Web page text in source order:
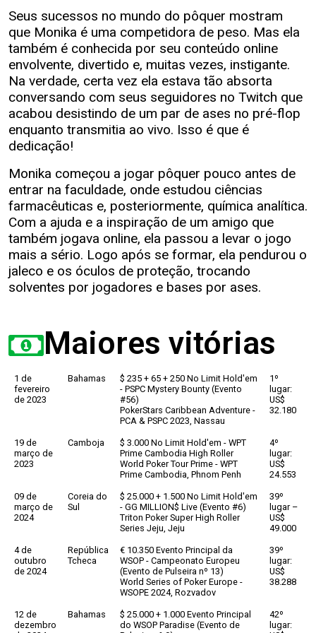
Seus sucessos no mundo do pôquer mostram
que Monika é uma competidora de peso. Mas ela
também é conhecida por seu conteúdo online
envolvente, divertido e, muitas vezes, instigante.
Na verdade, certa vez ela estava tão absorta
conversando com seus seguidores no Twitch que
acabou desistindo de um par de ases no pré-flop
enquanto transmitia ao vivo. Isso é que é
dedicação!
Monika começou a jogar pôquer pouco antes de
entrar na faculdade, onde estudou ciências
farmacêuticas e, posteriormente, química analítica.
Com a ajuda e a inspiração de um amigo que
também jogava online, ela passou a levar o jogo
mais a sério. Logo após se formar, ela pendurou o
jaleco e os óculos de proteção, trocando
solventes por jogadores e bases por ases.
Maiores vitórias
1 de
fevereiro
de 2023
Bahamas
$ 235 + 65 + 250 No Limit Hold'em
- PSPC Mystery Bounty (Evento
#56)
PokerStars Caribbean Adventure -
PCA & PSPC 2023, Nassau
1º
lugar:
US$
32.180
19 de
março de
2023
Camboja
$ 3.000 No Limit Hold'em - WPT
Prime Cambodia High Roller
World Poker Tour Prime - WPT
Prime Cambodia, Phnom Penh
4º
lugar:
US$
24.553
09 de
março de
2024
Coreia do
Sul
$ 25.000 + 1.500 No Limit Hold'em
- GG MILLION$ Live (Evento #6)
Triton Poker Super High Roller
Series Jeju, Jeju
39º
lugar –
US$
49.000
4 de
outubro
de 2024
República
Tcheca
€ 10.350 Evento Principal da
WSOP - Campeonato Europeu
(Evento de Pulseira nº 13)
World Series of Poker Europe -
WSOPE 2024, Rozvadov
39º
lugar:
US$
38.288
12 de
dezembro
Bahamas
$ 25.000 + 1.000 Evento Principal
do WSOP Paradise (Evento de
42º
lugar: